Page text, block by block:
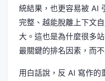
統結果，也更容易被 AI
完整、越能脫離上下文
大。這也是為什麼很多
最關鍵的排名因素，而
用白話說，反 AI 寫作的